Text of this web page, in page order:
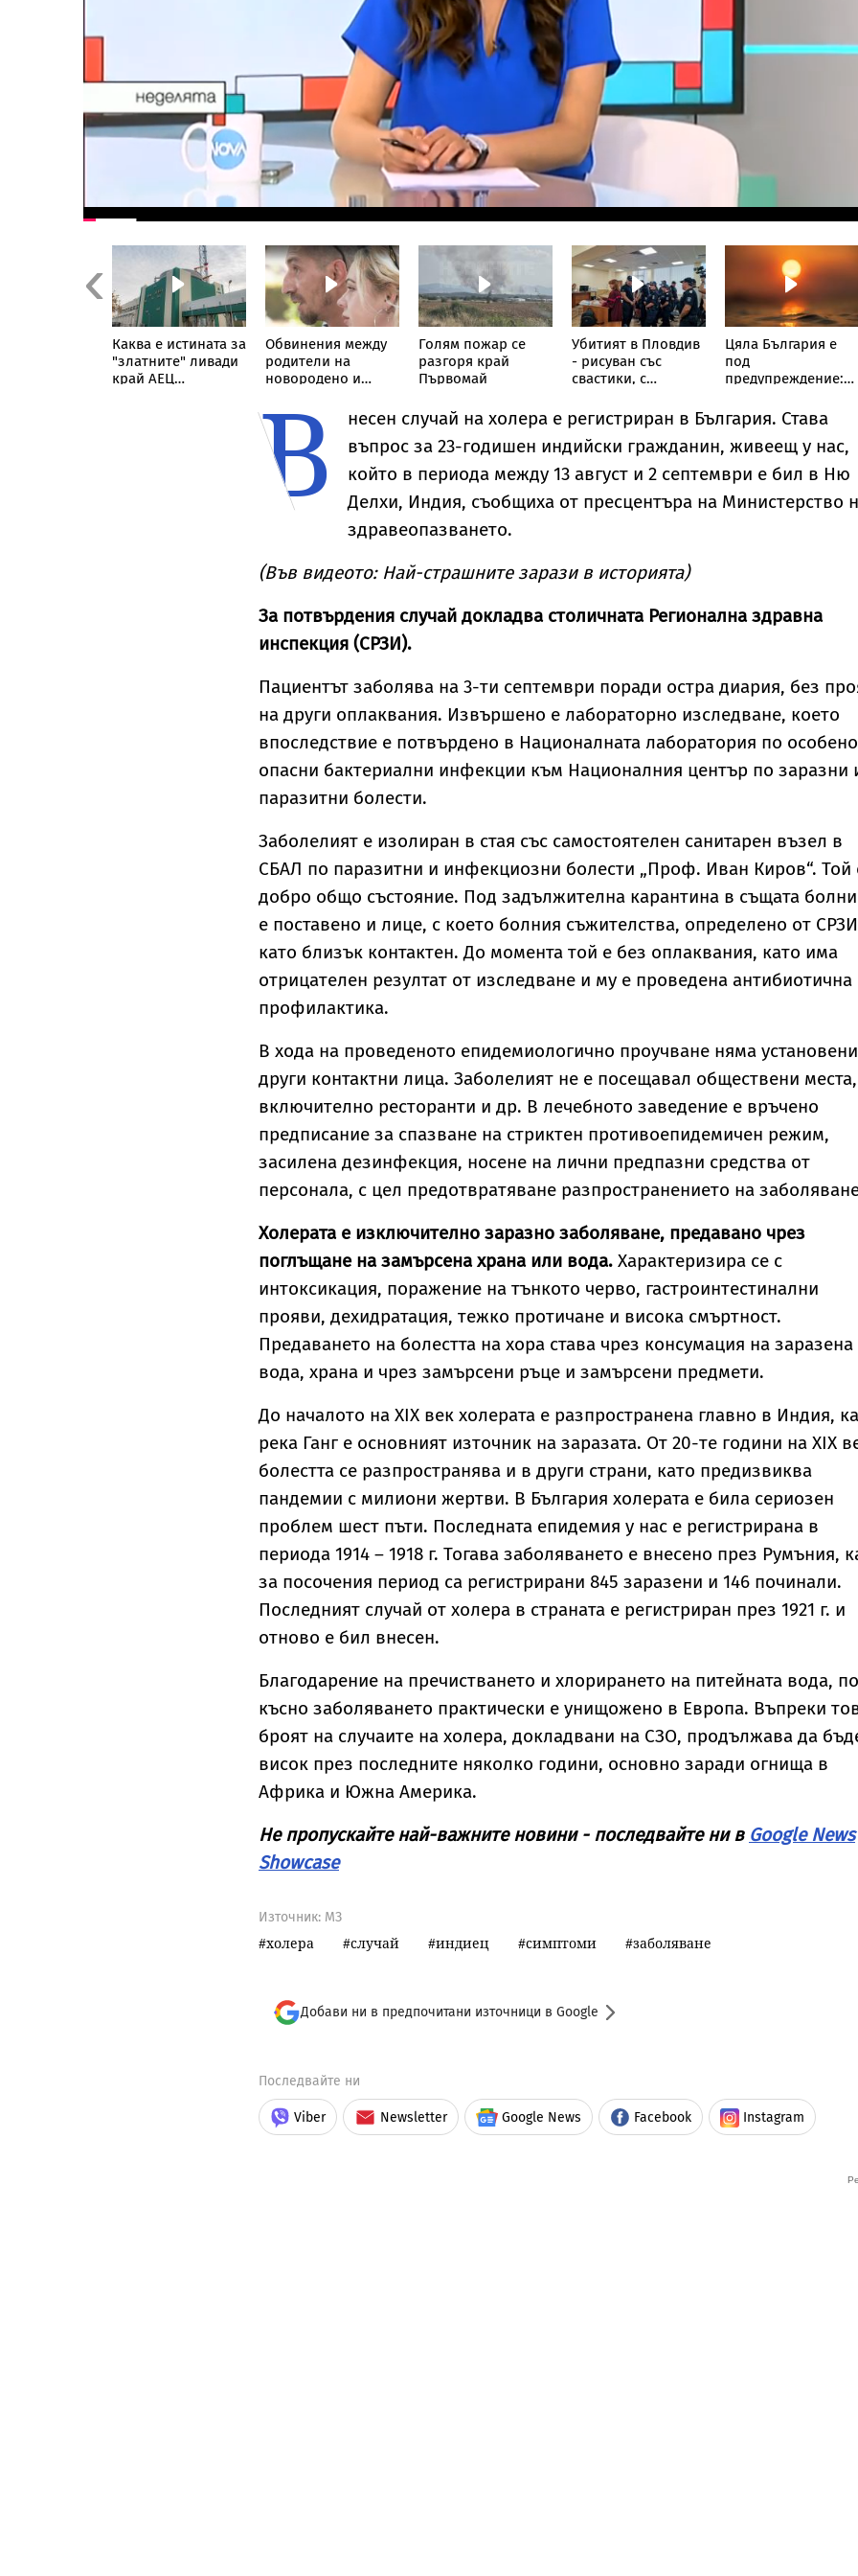
Previous
Каква е истината за
"златните" ливади
край АЕЦ
Обвинения между
родители на
новородено и
Голям пожар се
разгоря край
Първомай
Убитият в Пловдив
- рисуван със
свастики, с
горен с цигари
Цяла България е
под
предупреждение:
оранжев код за
екстремни жеги в
21 области в събота
В
нeсен случай на холера е регистриран в България. Става
въпрос за 23-годишен индийски гражданин, живеещ у нас,
който в периода между 13 август и 2 септември е бил в Ню
Делхи, Индия, съобщиха от пресцентъра на Министерство
здравеопазването.
(Във видеото: Най-страшните зарази в историята)
За потвърдения случай докладва столичната Регионална здравна
инспекция (СРЗИ).
Пациентът заболява на 3-ти септември поради остра диария, без
на други оплаквания. Извършено е лабораторно изследване, което
впоследствие е потвърдено в Националната лаборатория по особено
опасни бактериални инфекции към Националния център по заразни
паразитни болести.
Заболелият е изолиран в стая със самостоятелен санитарен възел в
СБАЛ по паразитни и инфекциозни болести „Проф. Иван Киров“. Той
добро общо състояние. Под задължителна карантина в същата
е поставено и лице, с което болния съжителства, определено от СРЗИ
като близък контактен. До момента той е без оплаквания, като има
отрицателен резултат от изследване и му е проведена антибиотична
профилактика.
В хода на проведеното епидемиологично проучване няма установени
други контактни лица. Заболелият не е посещавал обществени места,
включително ресторанти и др. В лечебното заведение e връчено
предписание за спазване на стриктен противоепидемичен режим,
засилена дезинфекция, носене на лични предпазни средства от
персонала, с цел предотвратяване разпространението на
Холерата е изключително заразно заболяване, предавано чрез
поглъщане на замърсена храна или вода. Характеризира се с
интоксикация, поражение на тънкото черво, гастроинтестинални
прояви, дехидратация, тежко протичане и висока смъртност.
Предаването на болестта на хора става чрез консумация на заразена
вода, храна и чрез замърсени ръце и замърсени предмети.
До началото на ХІХ век холерата е разпространена главно в Индия,
река Ганг е основният източник на заразата. От 20-те години на ХІХ
болестта се разпространява и в други страни, като предизвиква
пандемии с милиони жертви. В България холерата е била сериозен
проблем шест пъти. Последната епидемия у нас е регистрирана в
периода 1914 – 1918 г. Тогава заболяването е внесено през Румъния,
за посочения период са регистрирани 845 заразени и 146 починали.
Последният случай от холера в страната е регистриран през 1921 г. и
отново е бил внесен.
Благодарение на пречистването и хлорирането на питейната вода,
късно заболяването практически е унищожено в Европа. Въпреки
броят на случаите на холера, докладвани на СЗО, продължава да
висок през последните няколко години, основно заради огнища в
Африка и Южна Америка.
Не пропускайте най-важните новини - последвайте ни в Google News
Showcase
Източник: МЗ
холера случай индиец симптоми заболяване
Добави ни в предпочитани източници в Google
Последвайте ни
Viber Newsletter Google News Facebook Instagram